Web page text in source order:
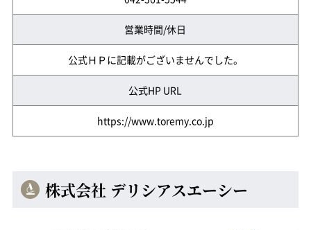
営業時間/休日
公式ＨＰに記載がございませんでした。
公式HP URL
https://www.toremy.co.jp
株式会社 デリシアスエーシー